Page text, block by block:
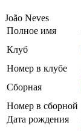
João Neves
Полное имя
Клуб
Номер в клубе
Сборная
Номер в сборной
Дата рождения